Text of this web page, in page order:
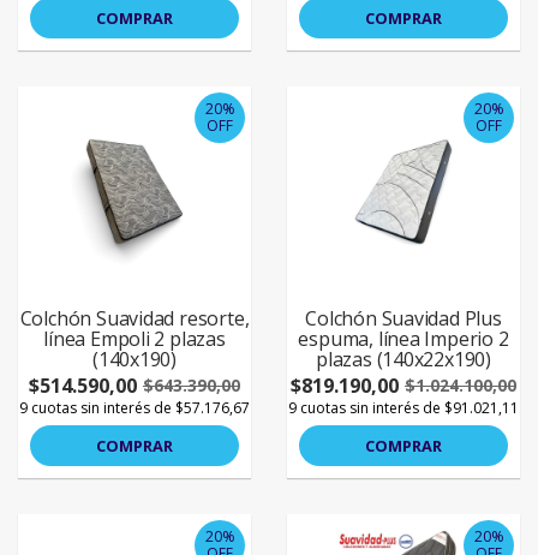
COMPRAR COMPRAR
20%
OFF
Colchón Suavidad resorte,
línea Empoli 2 plazas
(140x190)
$514.590,00 $643.390,00
9 cuotas sin interés de $57.176,67
COMPRAR
20%
OFF
Colchón Suavidad Plus
espuma, línea Imperio 2
plazas (140x22x190)
$819.190,00 $1.024.100,00
9 cuotas sin interés de $91.021,11
COMPRAR
20%
20%